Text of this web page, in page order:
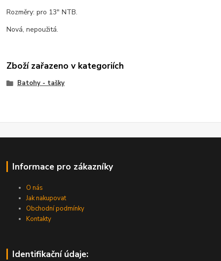
Rozměry: pro 13" NTB.
Nová, nepoužitá.
Zboží zařazeno v kategoriích
Batohy - tašky
Informace pro zákazníky
O nás
Jak nakupovat
Obchodní podmínky
Kontakty
Identifikační údaje: